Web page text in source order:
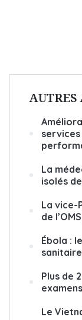
AUTRES
La
isolés
La vice-
de
Ébola :
sanitaire
Plus de
Le